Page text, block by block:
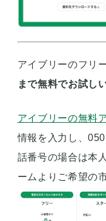
アイブリーのフリ
まで無料でお試し
アイブリーの無料
情報を入力し、
話番号の場合は本
ームよりご希望の